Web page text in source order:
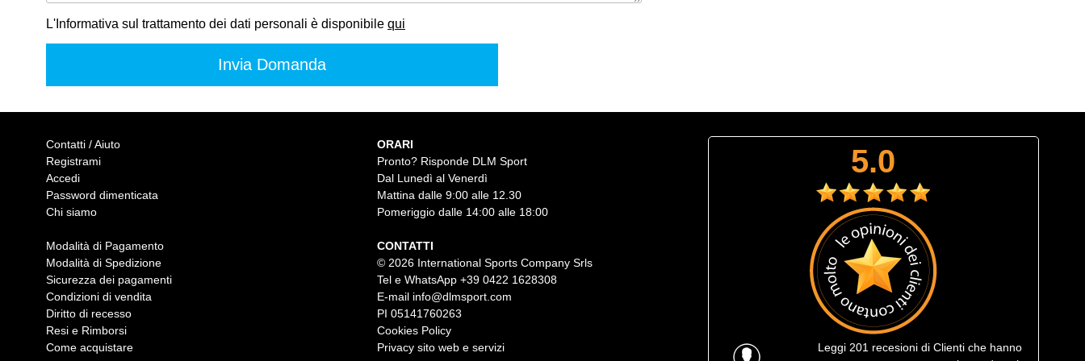
L'Informativa sul trattamento dei dati personali è disponibile qui
Contatti / Aiuto
Registrami
Accedi
Password dimenticata
Chi siamo
Modalità di Pagamento
Modalità di Spedizione
Sicurezza dei pagamenti
Condizioni di vendita
Diritto di recesso
Resi e Rimborsi
Come acquistare
ORARI
Pronto? Risponde DLM Sport
Dal Lunedì al Venerdì
Mattina dalle 9:00 alle 12.30
Pomeriggio dalle 14:00 alle 18:00
CONTATTI
© 2026 International Sports Company Srls
Tel e WhatsApp +39 0422 1628308
E-mail info@dlmsport.com
PI 05141760263
Cookies Policy
Privacy sito web e servizi
5.0
Leggi 201 recesionidi Clienti che hanno